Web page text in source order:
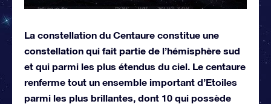
La constellation du Centaure constitue une
constellation qui fait partie de l’hémisphère sud
et qui parmi les plus étendus du ciel. Le centaure
renferme tout un ensemble important d’Etoiles
parmi les plus brillantes, dont 10 qui possède